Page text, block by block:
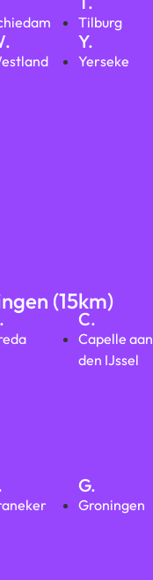
Tilburg
Y.
Yerseke
(15km)
C.
Capelle aan
den IJssel
G.
Groningen